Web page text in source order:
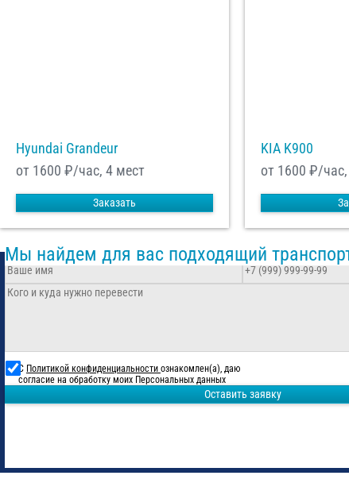
Hyundai Grandeur
от 1600 ₽/час, 4 мест
Заказать
KIA K900
от 1600 ₽/
Мы найдем для вас подходящий
С Политикой конфиденциальности ознакомлен(а), даю
согласие на обработку моих Персональных данных
Оставить заявку